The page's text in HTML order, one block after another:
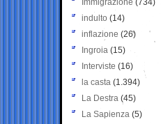
Immigrazione (734)
indulto (14)
inflazione (26)
Ingroia (15)
Interviste (16)
la casta (1.394)
La Destra (45)
La Sapienza (5)